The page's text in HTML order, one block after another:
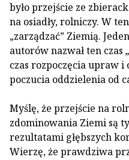
było przejście ze
na osiadły, rolniczy. W
„zarządzać” Ziemią.
autorów nazwał ten czas
czas rozpoczęcia upraw
poczucia oddzielenia od
Myślę, że przejście na
zdominowania Ziemi są
rezultatami głębszych
Wierzę, że prawdziwa